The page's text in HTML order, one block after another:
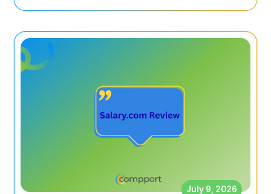
July 9, 2026